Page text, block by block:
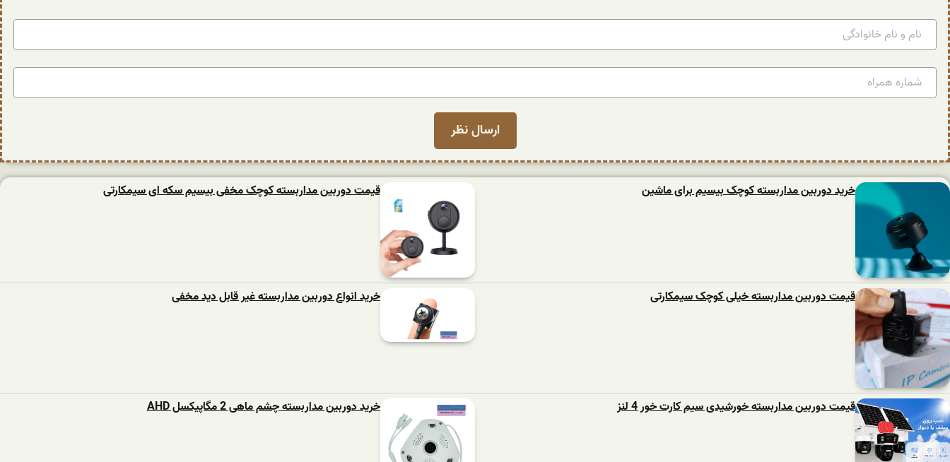
خرید دوربین مداربسته کوچک بیسیم برای ماشین قیمت دوربین مداربسته کوچک مخفی بیسیم سکه ای سیمکارتی
قیمت دوربین مداربسته خیلی کوچک سیمکارتی خرید انواع دوربین مداربسته غیر قابل دید مخفی
قیمت دوربین مداربسته خورشیدی سیم کارت خور 4 لنز خرید دوربین مداربسته چشم ماهی 2 مگاپیکسل AHD